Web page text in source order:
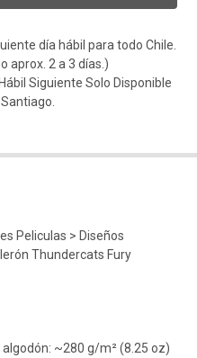
día hábil para todo Chile.
aprox. 2 a 3 días.)
Siguiente Solo Disponible
Peliculas > Diseños
Thundercats Fury
~280 g/m² (8.25 oz)